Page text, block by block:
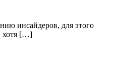
инсайдеров, для этого
хотя […]